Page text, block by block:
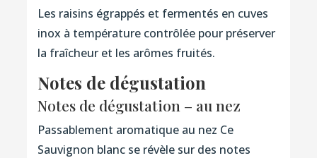
Les raisins égrappés et fermentés en cuves
inox à température contrôlée pour préserver
la fraîcheur et les arômes fruités.
Notes de dégustation
Notes de dégustation – au nez
Passablement aromatique au nez Ce
Sauvignon blanc se révèle sur des notes